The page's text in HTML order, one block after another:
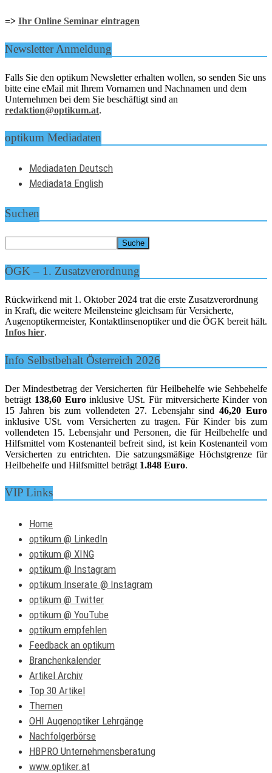
=> Ihr Online Seminar eintragen
Newsletter Anmeldung
Falls Sie den optikum Newsletter erhalten wollen, so senden Sie uns
bitte eine eMail mit Ihrem Vornamen und Nachnamen und dem
Unternehmen bei dem Sie beschäftigt sind an
redaktion@optikum.at.
optikum Mediadaten
Mediadaten Deutsch
Mediadata English
Suchen
ÖGK – 1. Zusatzverordnung
Rückwirkend mit 1. Oktober 2024 trat die erste Zusatzverordnung
in Kraft, die weitere Meilensteine gleichsam für Versicherte,
Augenoptikermeister, Kontaktlinsenoptiker und die ÖGK bereit hält.
Infos hier.
Info Selbstbehalt Österreich 2026
Der Mindestbetrag der Versicherten für Heilbehelfe wie Sehbehelfe
beträgt 138,60 Euroinklusive USt. Für mitversicherte Kinder von
15 Jahren bis zum vollendeten 27. Lebensjahr sind46,20 Euro
inklusive USt. vom Versicherten zu tragen. Für Kinder bis zum
vollendeten 15. Lebensjahr und Personen, die für Heilbehelfe und
Hilfsmittel vom Kostenanteil befreit sind, ist kein Kostenanteil vom
Versicherten zu entrichten. Die satzungsmäßige Höchstgrenze für
Heilbehelfe und Hilfsmittel beträgt 1.848 Euro.
VIP Links
Home
optikum @ LinkedIn
optikum @ XING
optikum @ Instagram
optikum Inserate @ Instagram
optikum @ Twitter
optikum @ YouTube
optikum empfehlen
Feedback an optikum
Branchenkalender
Artikel Archiv
Top 30 Artikel
Themen
OHI Augenoptiker Lehrgänge
Nachfolgerbörse
HBPRO Unternehmensberatung
www.optiker.at